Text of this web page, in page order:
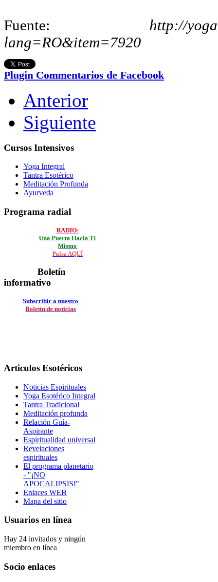
Fuente: http://
lang=RO&item=7920
Plugin Commentarios de Facebook
Anterior
Siguiente
Cursos Intensivos
Yoga Integral
Tantra Esotérico
Meditación Profunda
Ayurveda
Programa radial
RADIO:
Una PuertaHacia Tí
Mismo
Pulsa AQUÍ
Boletín
informativo
Subscribir a nuestro
Boletín de noticias
Articulos Esotéricos
Noticias Espirituales
Yoga Esotérico Integral
Tantra Tradicional
Meditación profunda
Relación Guía-
Aspirante
Espiritualidad universal
Revelaciones
espirituales
El programa planetario
- "¡NO
APOCALIPSIS!"
Enlaces WEB
Mapa del sitio
Usuarios en línea
Hay 24 invitados y ningún
miembro en línea
Socio enlaces